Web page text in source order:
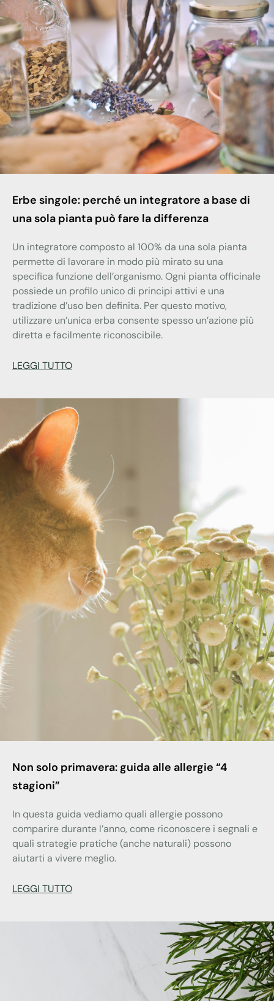
Erbe singole: perché un integratore a base di
una sola pianta può fare la differenza
Un integratore composto al 100% da una sola pianta
permette di lavorare in modo più mirato su una
specifica funzione dell’organismo. Ogni pianta officinale
possiede un profilo unico di principi attivi e una
tradizione d’uso ben definita. Per questo motivo,
utilizzare un’unica erba consente spesso un’azione più
diretta e facilmente riconoscibile.
LEGGI TUTTO
Non solo primavera: guida alle allergie “4
stagioni”
In questa guida vediamo quali allergie possono
comparire durante l’anno, come riconoscere i segnali e
quali strategie pratiche (anche naturali) possono
aiutarti a vivere meglio.
LEGGI TUTTO